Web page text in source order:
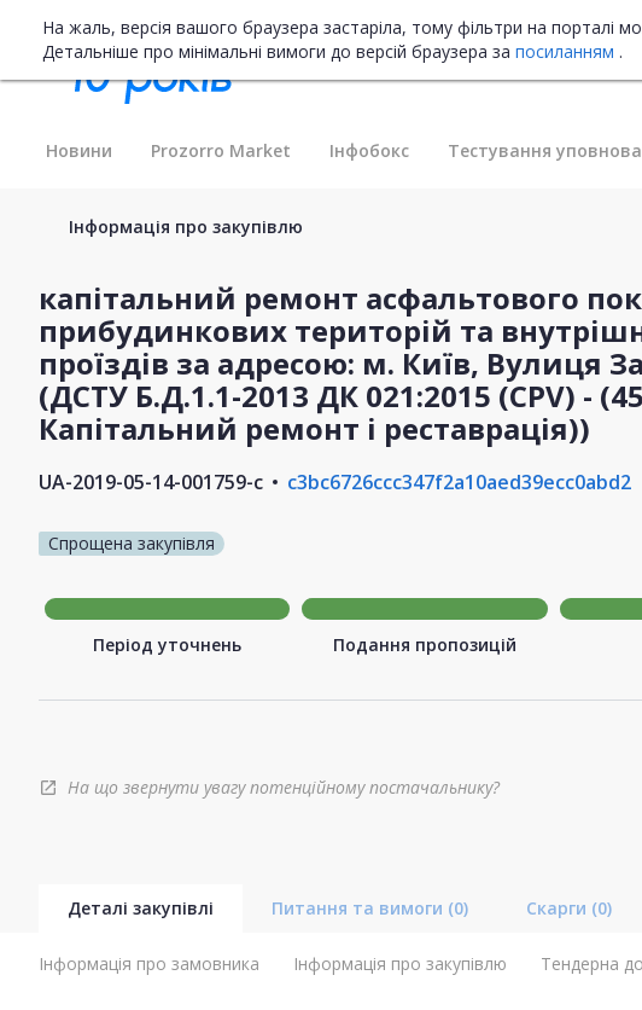
На жаль, версія вашого браузера застаріла, тому фільтри на
Детальніше про мінімальні вимоги до версій браузера за посиланням .
Новини Prozorro Market Інфобокс Тестування
Інформація про закупівлю
капітальний ремонт асфальтового
прибудинкових територій та
проїздів за адресою: м. Київ, Вулиця
(ДСТУ Б.Д.1.1-2013 ДК 021:2015 (CPV) -
Капітальний ремонт і реставрація))
UA-2019-05-14-001759-c c3bc6726ccc347f2a10aed39ecc0abd2
Спрощена закупівля
Період уточнень Подання пропозицій
open_in_new На що звернути увагу потенційному постачальнику?
Деталі закупівлі Питання та вимоги (0) Скарги (0)
Інформація про замовника Інформація про закупівлю Тендерна